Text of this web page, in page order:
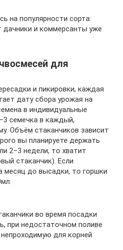
на популярности сорта:
и коммерсанты уже
для
и пикировки, каждая
дату сбора урожая на
в индивидуальные
семечка в каждый,
Объём стаканчиков зависит
вы планируете держать
2–3 недели, то хватит
стаканчик). Если
месяц до высадки, то горшки
во время посадки
при недостаточном поливе
для корней